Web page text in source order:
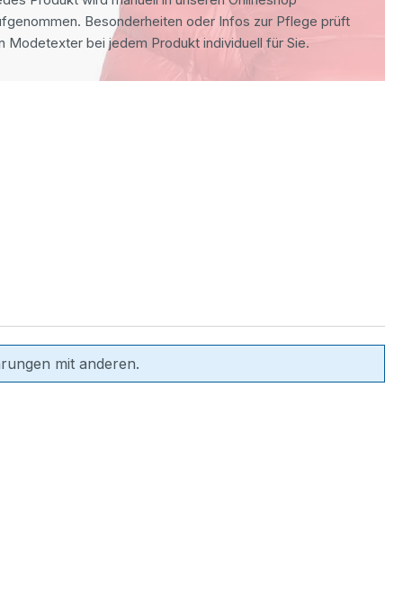
Besonderheiten oder Infos zur Pflege prüft
Modetexter bei jedem Produkt individuell für Sie.
mit anderen.